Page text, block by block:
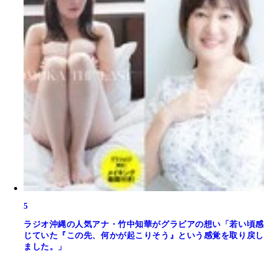
5
ラジオ沖縄の人気アナ・竹中知華がグラビアの想い「若い頃感
じていた『この先、何かが起こりそう』という感覚を取り戻し
ました。」